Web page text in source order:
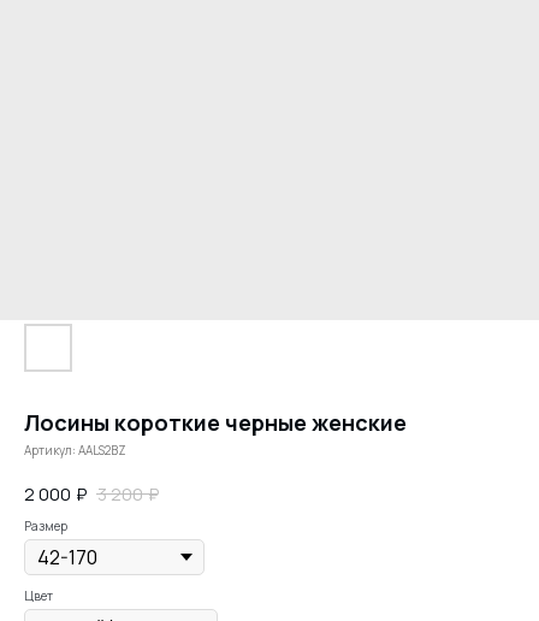
Лосины короткие черные женские
Артикул: AALS2BZ
2 000 ₽ 3 200 ₽
Размер
Цвет